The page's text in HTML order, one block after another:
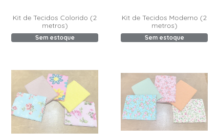
Kit de Tecidos Colorido (2
metros)
Sem estoque
Kit de Tecidos Moderno (2
metros)
Sem estoque